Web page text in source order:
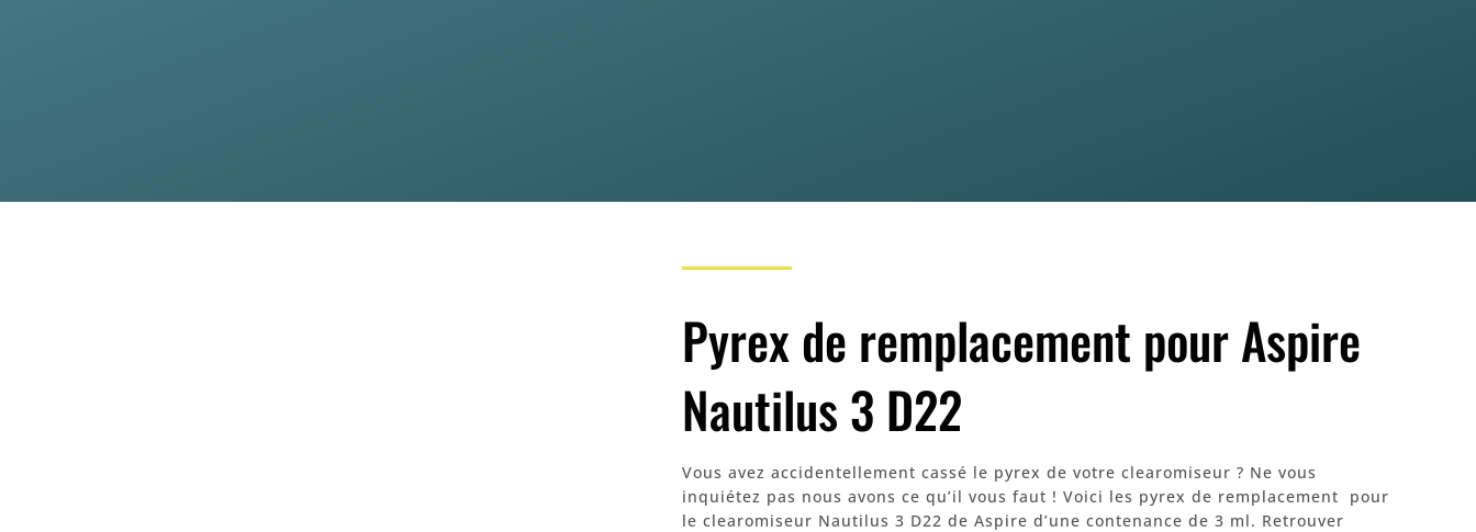
Pyrex de remplacement pour Aspire
Nautilus 3 D22
Vous avez accidentellement cassé le pyrex de votre clearomiseur ? Ne vous
inquiétez pas nous avons ce qu’il vous faut ! Voici les pyrex de remplacement pour
le clearomiseur Nautilus 3 D22 de Aspire d’une contenance de 3 ml. Retrouver